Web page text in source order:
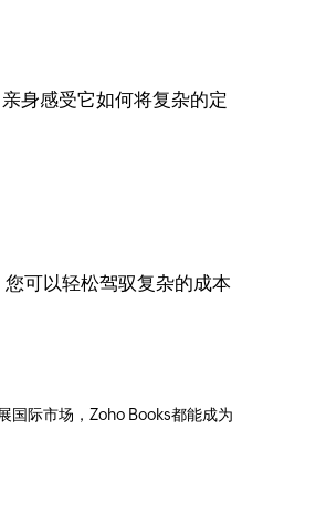
身感受它如何将复杂的定
可以轻松驾驭复杂的成本
国际市场，Zoho Books都能成为